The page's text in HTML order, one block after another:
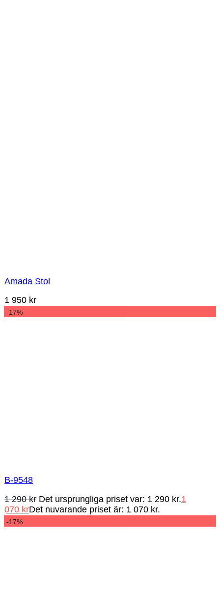
Amada Stol
1 950 kr
-17%
B-9548
1 290kr Det ursprungliga priset var: 1 290 kr.1
070 krDet nuvarande priset är: 1 070 kr.
-17%